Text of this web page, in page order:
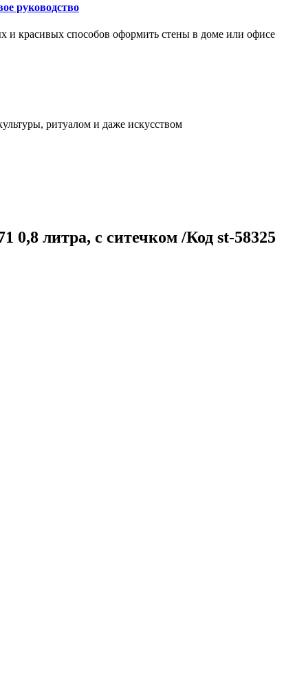
руководство
и красивых способов оформить стены в доме или офисе
ритуалом и даже искусством
0,8 литра, с ситечком /Код st-58325